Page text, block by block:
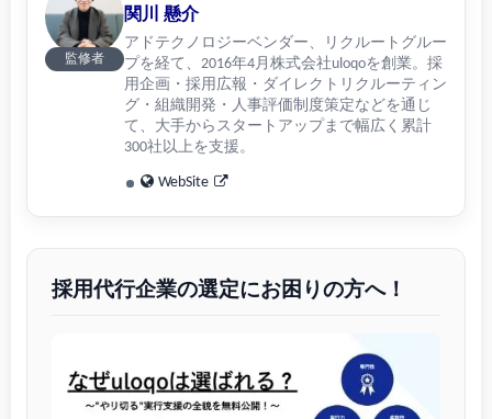
監修者
関川 懸介
アドテクノロジーベンダー、リクルートグルー
プを経て、2016年4月株式会社uloqoを創業。採
用企画・採用広報・ダイレクトリクルーティン
グ・組織開発・人事評価制度策定などを通じ
て、大手からスタートアップまで幅広く累計
300社以上を支援。
WebSite
採用代行企業の選定にお困りの方へ！